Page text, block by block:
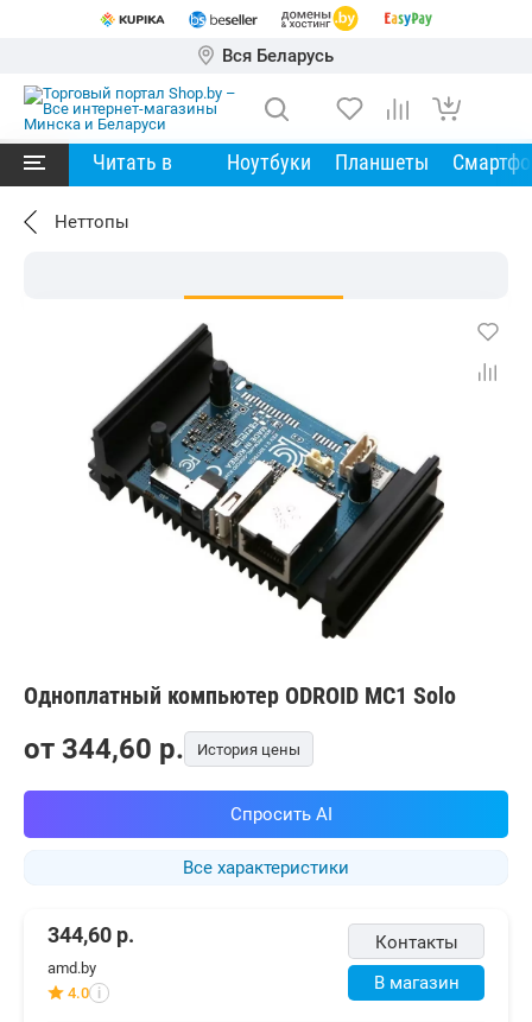
Вся Беларусь
Читать в Ноутбуки Планшеты
Неттопы
Одноплатный компьютер ODROID MC1 Solo
Все характеристики
от 344,60 p. История цены
Спросить AI
Контакты
В магазин
344,60 р.
amd.by
4.0 i